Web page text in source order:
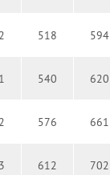
518 594
540 620
576 661
612 702